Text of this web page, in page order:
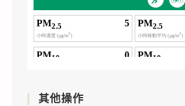
其他操作